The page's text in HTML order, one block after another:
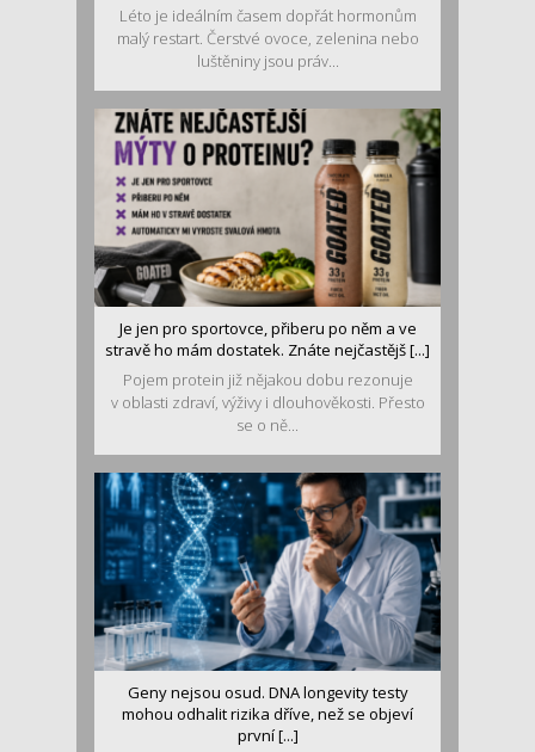
Léto je ideálním časem dopřát hormonům
malý restart. Čerstvé ovoce, zelenina nebo
luštěniny jsou práv...
Je jen pro sportovce, přiberu po něm a ve
stravě ho mám dostatek. Znáte nejčastějš [...]
Pojem protein již nějakou dobu rezonuje
v oblasti zdraví, výživy i dlouhověkosti. Přesto
se o ně...
Geny nejsou osud. DNA longevity testy
mohou odhalit rizika dříve, než se objeví
první [...]